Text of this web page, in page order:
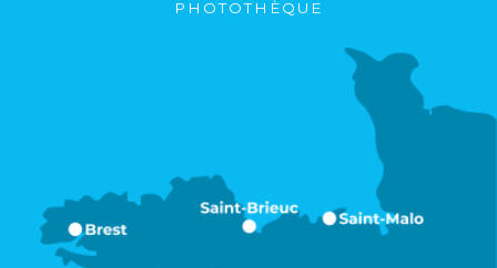
PHOTOTHÈQUE